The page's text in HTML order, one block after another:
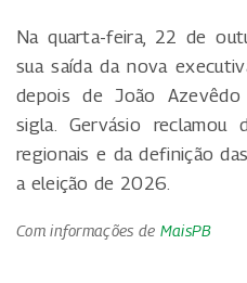
Na quarta-feira, 22 de
sua saída da nova
depois de João Azevêdo
sigla. Gervásio reclamou
regionais e da definição
a eleição de 2026.
Com informações de MaisPB